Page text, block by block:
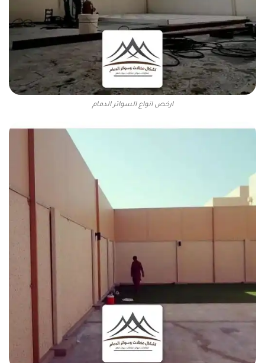
ارخص انواع السواتر الدمام